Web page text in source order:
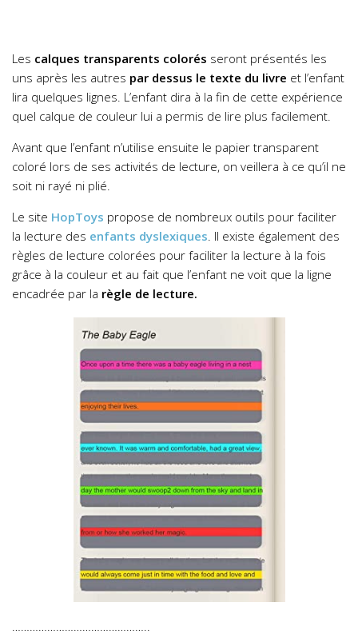
Les calques transparents colorés seront présentés les
uns après les autres par dessus le texte du livre et l’enfant
lira quelques lignes. L’enfant dira à la fin de cette expérience
quel calque de couleur lui a permis de lire plus facilement.
Avant que l’enfant n’utilise ensuite le papier transparent
coloré lors de ses activités de lecture, on veillera à ce qu’il ne
soit ni rayé ni plié.
Le site HopToys propose de nombreux outils pour faciliter
la lecture des enfants dyslexiques . Il existe également des
règles de lecture colorées pour faciliter la lecture à la fois
grâce à la couleur et au fait que l’enfant ne voit que la ligne
encadrée par la règle de lecture.